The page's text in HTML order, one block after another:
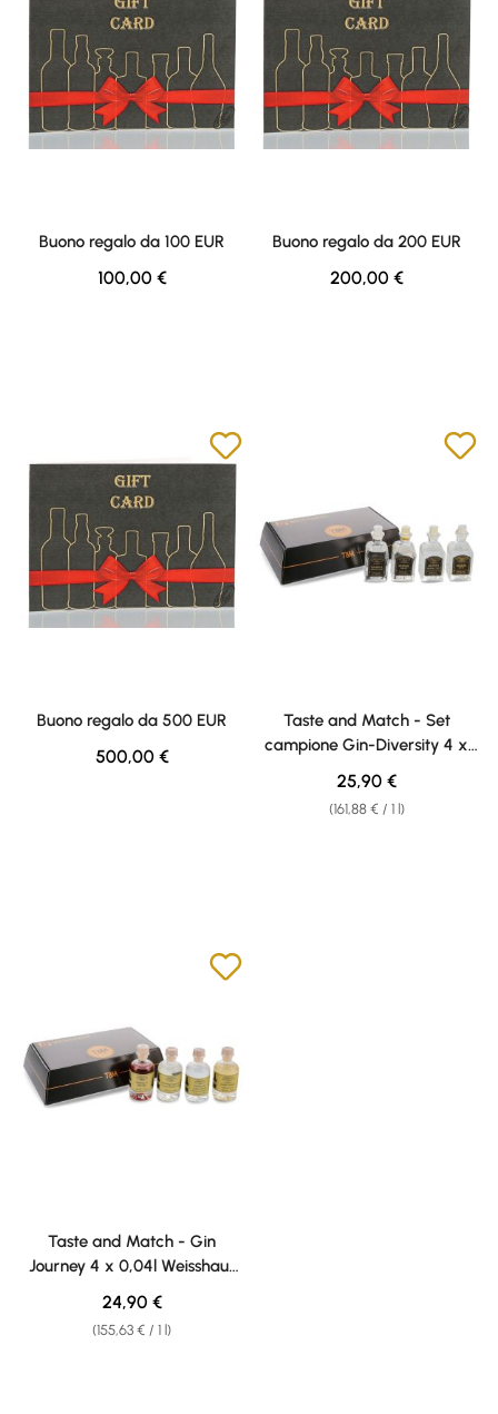
Buono regalo da 100 EUR
Regular price:
100,00 €
Buono regalo da 200 EUR
Regular price:
200,00 €
Buono regalo da 500 EUR
Regular price:
500,00 €
Taste and Match - Set
campione Gin-Diversity 4 x
0,04l Weisshaus
(161,88 € / 1 l)
Regular price:
25,90 €
Taste and Match - Gin
Journey 4 x 0,04l Weisshaus
Sample Set
(155,63 € / 1 l)
Regular price:
24,90 €